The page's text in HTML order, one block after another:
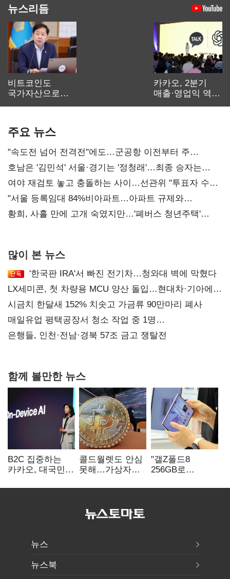
뉴스리듬
비트코인도
국가자산으로…'
카카오, 2분기
매출·영업익 역대
주요 뉴스
"속도전 넘어 전격전"에도…군공항 이전부터 주
52시간까지 '뇌관'
호남은 '김민석' 서울·경기는 '정청래'…최종 승자는
'안갯속'
여야 재검토 놓고 충돌하는 사이…선관위 "투표자 수
오차 당연"
"서울 등록임대 84%비아파트…아파트 규제와
달리해야"
황희, 사흘 만에 고개 숙였지만…'폐버스 청년주택'
많이 본 뉴스
'한국판 IRA'서 빠진 전기차…청와대 벽에 막혔다
LX세미콘, 첫 차량용 MCU 양산 돌입…현대차·기아에
공급
시금치 한달새 152% 치솟고 가금류 90만마리 폐사
매일유업 평택공장서 청소 작업 중 1명
사망…"안전관리체계 재점검"
은행들, 인천·전남·경북 57조 금고 쟁탈전
함께 볼만한 뉴스
B2C 집중하는
카카오, 대국민
AI' 사활
콜드월렛도 안심
못해…가상자산
'보안 시험대'
"갤Z폴드8
256GB로
추가"
뉴스
뉴스북